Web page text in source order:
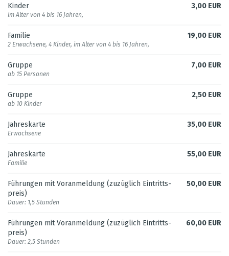
Mitt­woch
Don­ners­tag
Frei­tag
Sams­tag
Sonn­tag/Fei­er­tag
3,00 EUR
Kin­der
im Alter von 4 bis 16 Jah­ren,
19,00 EUR
Fami­lie
2 Erwach­sene, 4 Kin­der, im Alter von 4 bis 16 Jah­ren,
7,00 EUR
Gruppe
ab 15 Per­so­nen
2,50 EUR
Gruppe
ab 10 Kin­der
35,00 EUR
Jah­res­karte
Erwach­sene
55,00 EUR
Jah­res­karte
Fami­lie
50,00 EUR
Füh­run­gen mit Vor­anmel­dung (zuzüg­lich Ein­tritts­
preis)
Dauer: 1,5 Stun­den
60,00 EUR
Füh­run­gen mit Vor­anmel­dung (zuzüg­lich Ein­tritts­
preis)
Dauer: 2,5 Stun­den